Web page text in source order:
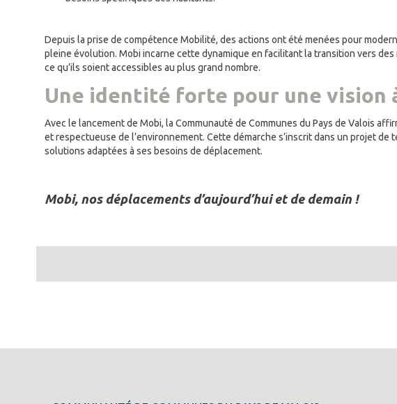
Depuis la prise de compétence Mobilité, des actions ont été menées pour
pleine évolution. Mobi incarne cette dynamique en facilitant la transition vers
ce qu’ils soient accessibles au plus grand nombre.
Une identité forte pour une vision
Avec le lancement de Mobi, la Communauté de Communes du Pays de Valois
et respectueuse de l’environnement. Cette démarche s’inscrit dans un projet
solutions adaptées à ses besoins de déplacement.
Mobi, nos déplacements d’aujourd’hui et de demain !